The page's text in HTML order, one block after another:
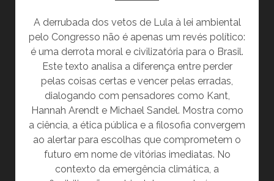
A derrubada dos vetos de Lula à lei ambiental
pelo Congresso não é apenas um revés político:
é uma derrota moral e civilizatória para o Brasil.
Este texto analisa a diferença entre perder
pelas coisas certas e vencer pelas erradas,
dialogando com pensadores como Kant,
Hannah Arendt e Michael Sandel. Mostra como
a ciência, a ética pública e a filosofia convergem
ao alertar para escolhas que comprometem o
futuro em nome de vitórias imediatas. No
contexto da emergência climática, a